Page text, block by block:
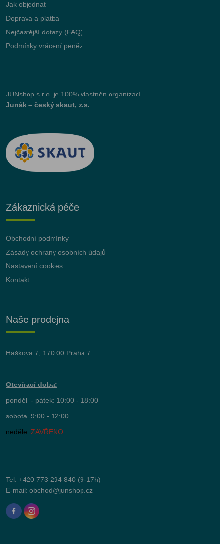
Jak objednat
Doprava a platba
Nejčastější dotazy (FAQ)
Podmínky vrácení peněz
JUNshop s.r.o.
je 100% vlastněn organizací
Junák – český skaut, z.s.
Zákaznická péče
Obchodní podmínky
Zásady ochrany osobních údajů
Nastavení cookies
Kontakt
Naše prodejna
Haškova 7, 170 00 Praha 7
Otevírací doba:
pondělí - pátek: 10:00 - 18:00
sobota: 9:00 - 12:00
neděle: ZAVŘENO
Tel: +420 773 294 840 (9-17h)
E-mail: obchod@junshop.cz